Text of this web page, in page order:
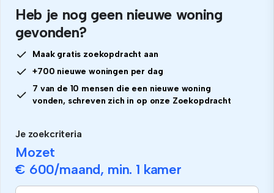
Heb je nog geen nieuwe woning
gevonden?
Maak gratis zoekopdracht aan
+700 nieuwe woningen per dag
7 van de 10 mensen die een nieuwe woning
vonden, schreven zich in op onze Zoekopdracht
Je zoekcriteria
Mozet
€ 600/maand, min. 1 kamer